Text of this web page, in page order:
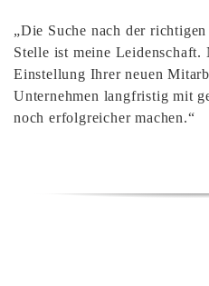
„Die Suche nach der
Stelle ist meine Leidenschaft.
Einstellung Ihrer neuen
Unternehmen langfristig mit
noch erfolgreicher machen.“